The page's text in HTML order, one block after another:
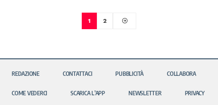
1 2
REDAZIONE CONTATTACI PUBBLICITÀ COLLABORA
COME VEDERCI SCARICA L’APP NEWSLETTER PRIVACY